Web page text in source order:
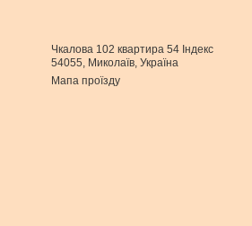
Чкалова 102 квартира 54 Індекс
54055, Миколаїв, Україна
Мапа проїзду